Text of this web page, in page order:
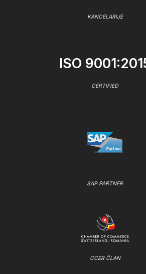
KANCELARIJE
ISO
CERTIFIED
SAP PARTNER
CCER ČLAN